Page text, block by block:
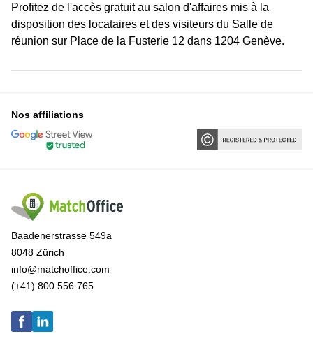
Profitez de l'accès gratuit au salon d'affaires mis à la
disposition des locataires et des visiteurs du Salle de
réunion sur Place de la Fusterie 12 dans 1204 Genève.
Nos affiliations
Baadenerstrasse 549a
8048 Zürich
info@matchoffice.com
(+41) 800 556 765